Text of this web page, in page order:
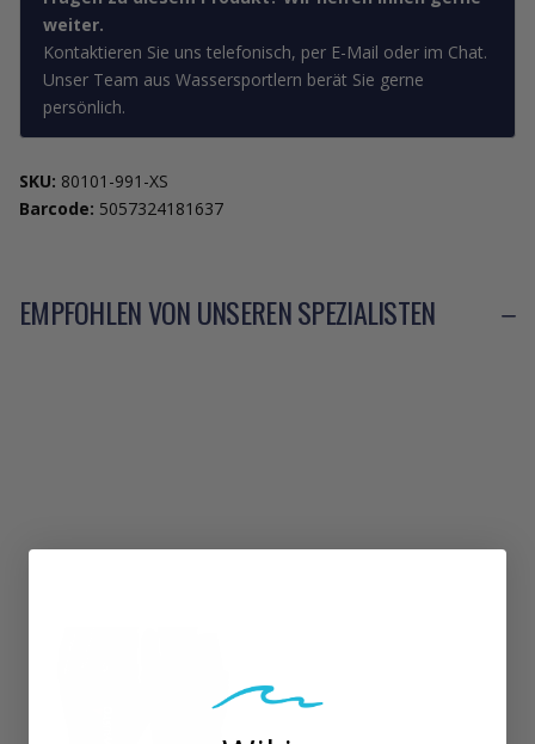
weiter.
Kontaktieren Sie uns telefonisch, per E-Mail oder im Chat.
Unser Team aus Wassersportlern berät Sie gerne
persönlich.
SKU: 80101-991-XS
Barcode: 5057324181637
EMPFOHLEN VON UNSEREN SPEZIALISTEN